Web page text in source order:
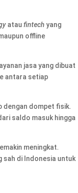
ataufintech yang
offline
jasa yang dibuat
antara setiap
dengan dompet fisik.
saldo masuk hingga
meningkat.
sah di Indonesia untuk